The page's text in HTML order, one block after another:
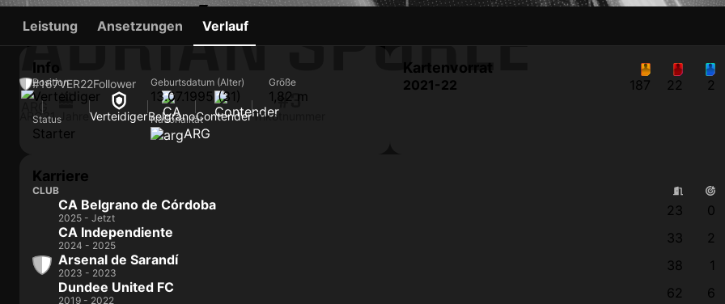
ADRIÁN SPÖRLE
#167VER22Follower
ARG31 Jahre VerteidigerBelgranoContender
#3
Trikotnummer
Leistung Ansetzungen Verlauf
Info
Position
Verteidiger
Geburtsdatum (Alter)
13.07.1995 (31)
Größe
1,82 m
Status
Starter
Nationalität
ARG
Kartenvorrat
2021-22 187 22 2
Karriere
CLUB
CA Belgrano de Córdoba
2025 - Jetzt 23
0
CA Independiente
2024 - 2025 33
2
Arsenal de Sarandí
2023 - 2023 38
1
Dundee United FC
2019 - 2022 62
6